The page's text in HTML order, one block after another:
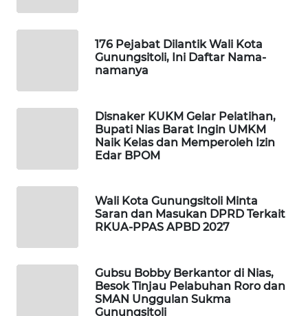
176 Pejabat Dilantik Wali Kota
Gunungsitoli, Ini Daftar Nama-
namanya
Disnaker KUKM Gelar Pelatihan,
Bupati Nias Barat Ingin UMKM
Naik Kelas dan Memperoleh Izin
Edar BPOM
Wali Kota Gunungsitoli Minta
Saran dan Masukan DPRD Terkait
RKUA-PPAS APBD 2027
Gubsu Bobby Berkantor di Nias,
Besok Tinjau Pelabuhan Roro dan
SMAN Unggulan Sukma
Gunungsitoli
MAWAKA
ID
MKLI